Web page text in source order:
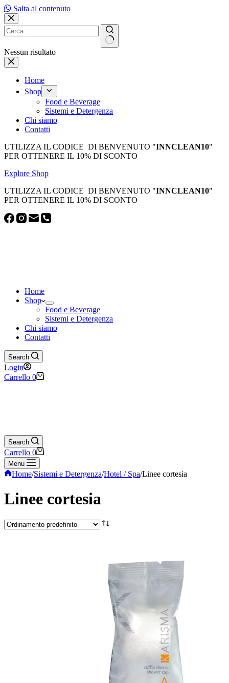
Salta al contenuto
Nessun risultato
Home
Shop
Food e Beverage
Sistemi e Detergenza
Chi siamo
Contatti
UTILIZZA IL CODICE DI BENVENUTO "INNCLEAN10"
PER OTTENERE IL 10% DI SCONTO
Explore Shop
UTILIZZA IL CODICE DI BENVENUTO "INNCLEAN10"
PER OTTENERE IL 10% DI SCONTO
Home
Shop
Food e Beverage
Sistemi e Detergenza
Chi siamo
Contatti
Search
Login
Carrello 0
Search
Carrello 0
Menu
Home/Sistemi e Detergenza/Hotel / Spa/Linee cortesia
Linee cortesia